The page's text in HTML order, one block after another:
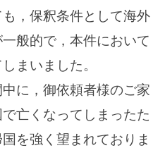
，保釈条件として海外
般的で，本件において
まいました。
に，御依頼者様のご家
亡くなってしまったた
を強く望まれておりま